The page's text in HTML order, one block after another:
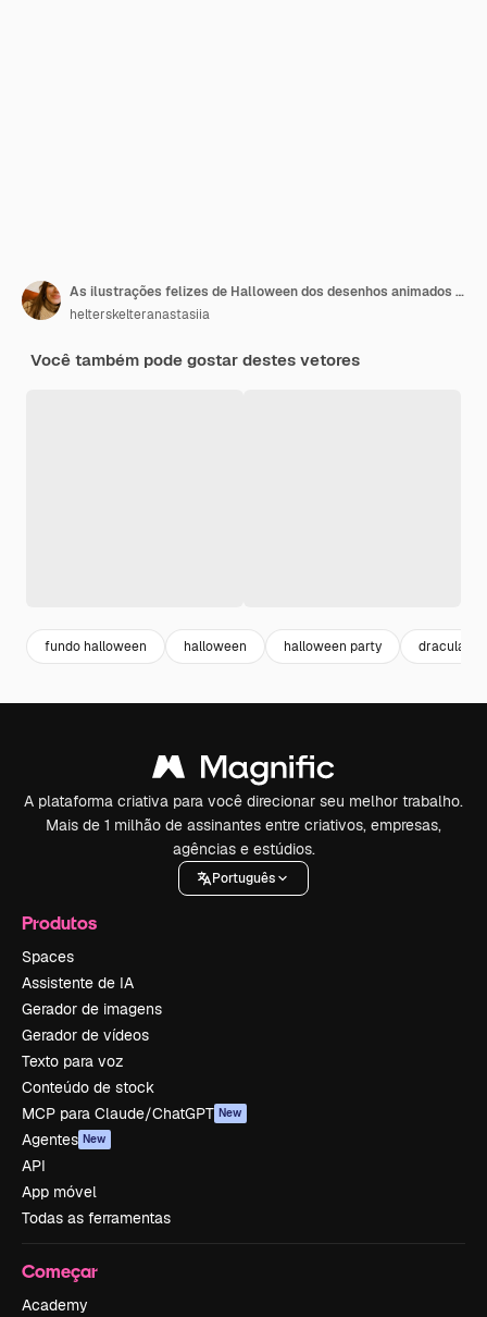
As ilustrações felizes de Halloween dos desenhos animados tirados mão party o partido posters e cartões da coleção ajustados com fantasmas, bastões, sepulturas e caligrafia moderna no fundo branco.
helterskelteranastasiia
Você também pode gostar destes vetores
fundo halloween halloween halloween party dracula
A plataforma criativa para você direcionar seu melhor trabalho.
Mais de 1 milhão de assinantes entre criativos, empresas,
agências e estúdios.
Português
Produtos
Spaces
Assistente de IA
Gerador de imagens
Gerador de vídeos
Texto para voz
Conteúdo de stock
MCP para Claude/ChatGPT New
Agentes New
API
App móvel
Todas as ferramentas
Começar
Academy